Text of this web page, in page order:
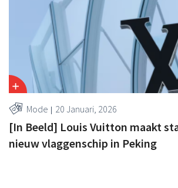
Mode 20 Januari, 2026
[In Beeld] Louis Vuitton maakt
nieuw vlaggenschip in Peking